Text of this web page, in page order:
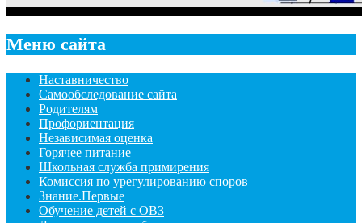
Меню сайта
Наставничество
Самообследование сайта
Родителям
Профориентация
Независимая оценка
Горячее питание
Школьная служба примирения
Комиссия по урегулированию споров
Знание.Первые
Обучение детей с ОВЗ